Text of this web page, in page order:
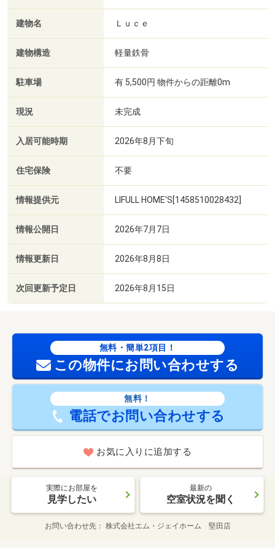
建物名 Ｌｕｃｅ
建物構造 軽量鉄骨
駐車場 有 5,500円 物件からの距離0m
現況 未完成
入居可能時期 2026年8月下旬
住宅保険 不要
情報提供元 LIFULL HOME'S[1458510028432]
情報公開日 2026年7月7日
情報更新日 2026年8月8日
次回更新予定日 2026年8月15日
無料・簡単2項目！
この物件にお問い合わせする
無料！
電話でお問い合わせする
お気に入りに追加する
実際にお部屋を
見学したい
最新の
空室状況を聞く
お問い合わせ先 株式会社エム・ジェイホーム 堅田店